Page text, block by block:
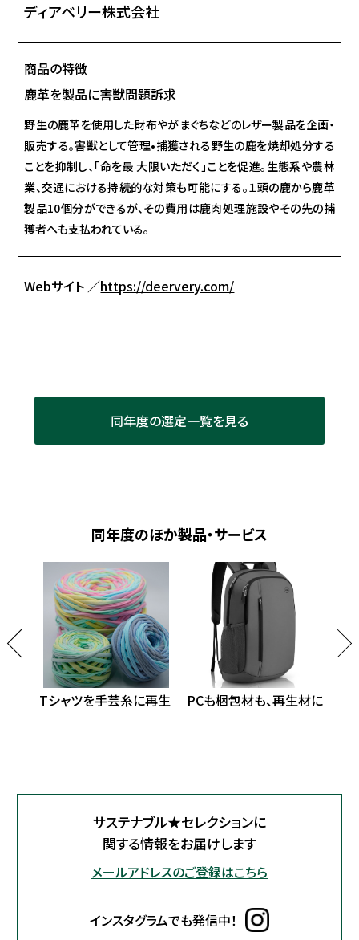
ディアベリー株式会社
商品の特徴
鹿革を製品に害獣問題訴求
野生の鹿革を使用した財布やがまぐちなどのレザー製品を企画・
販売する。害獣として管理•捕獲される野生の鹿を焼却処分する
ことを抑制し、「命を最 大限いただく」ことを促進。生態系や農林
業、交通における持続的な対策も可能にする。１頭の鹿から鹿革
製品10個分ができるが、その費用は鹿肉処理施設やその先の捕
獲者へも支払われている。
Webサイト ／https://deervery.com/
同年度の選定一覧を見る
同年度のほか製品・サービス
Tシャツを手芸糸に再生 PCも梱包材も、再生材に
サステナブル★セレクションに
関する情報をお届けします
メールアドレスのご登録はこちら
インスタグラムでも発信中！